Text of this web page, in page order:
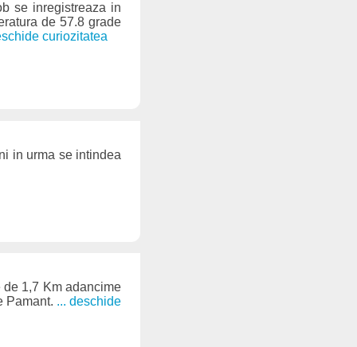
se inregistreaza in
de 57.8 grade
curiozitatea
in urma se intindea
1,7 Km adancime
Pamant. ... deschide